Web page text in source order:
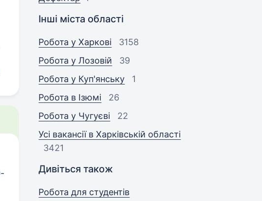
Інші міста області
Робота у Харкові
3158
Робота у Лозовій
39
Робота у Куп'янську
1
Робота в Ізюмі
26
Робота у Чугуєві
22
Усі вакансії в Харківській області
3421
Дивіться також
Робота для студентів